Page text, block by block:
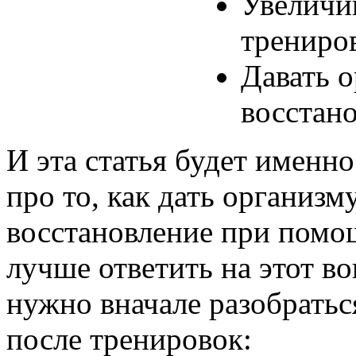
Давать
И эта статья будет
про то, как дать
восстановление при
лучше ответить на этот
нужно вначале
после тренировок: